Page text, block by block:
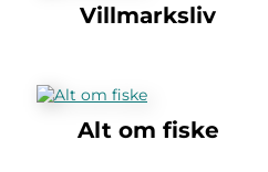
Villmarksliv
Alt om fiske